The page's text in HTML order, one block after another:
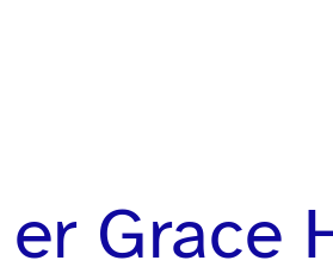
Grace